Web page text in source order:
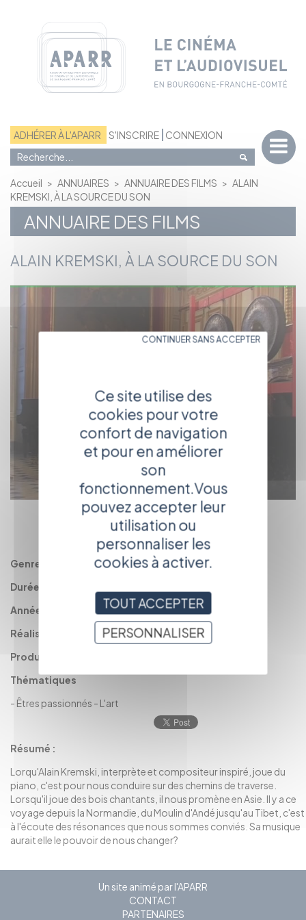
ADHÉRER À L'APARR S'INSCRIRE CONNEXION
Accueil > ANNUAIRES > ANNUAIRE DES FILMS > ALAIN
KREMSKI, À LA SOURCE DU SON
ANNUAIRE DES FILMS
ALAIN KREMSKI, À LA SOURCE DU SON
RETOUR
AU CATALOGUE
Genre :
Documentaire
Durée :
Année :
Réalisation :
BRAMARD-BLAGNY Anne et MAZA Delphine
Production :
Thématiques
- Êtres passionnés - L'art
Résumé :
Lorqu'Alain Kremski, interprète et compositeur inspiré, joue du
piano, c'est pour nous conduire sur des chemins de traverse.
Lorsqu'il joue des bois chantants, il nous promène en Asie. Il y a ce
voyage depuis la Normandie, du Moulin d'Andé jusqu'au Tibet, c'est
à l'écoute des résonances que nous sommes conviés. Sa musique
aurait elle le pouvoir de nous changer?
Un site animé par l'APARR
CONTACT
PARTENAIRES
Ce site utilise des
cookies pour votre
confort de navigation
et pour en améliorer
son
fonctionnement.Vous
pouvez accepter leur
utilisation ou
personnaliser les
cookies à activer.
TOUT ACCEPTER
CONTINUER SANS ACCEPTER
PERSONNALISER